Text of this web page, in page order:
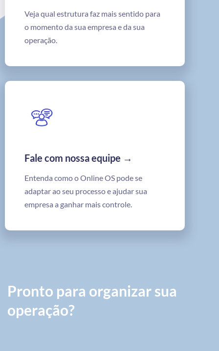
Veja qual estrutura faz mais sentido para
o momento da sua empresa e da sua
operação.
Fale com nossa equipe →
Entenda como o Online OS pode se
adaptar ao seu processo e ajudar sua
empresa a ganhar mais controle.
Pronto para organizar sua
operação?